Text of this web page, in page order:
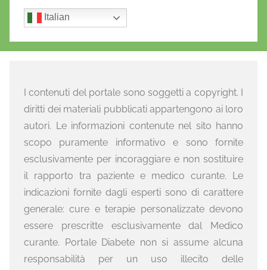
Italian
I contenuti del portale sono soggetti a copyright. I
diritti dei materiali pubblicati appartengono ai loro
autori. Le informazioni contenute nel sito hanno
scopo puramente informativo e sono fornite
esclusivamente per incoraggiare e non sostituire
il rapporto tra paziente e medico curante. Le
indicazioni fornite dagli esperti sono di carattere
generale: cure e terapie personalizzate devono
essere prescritte esclusivamente dal Medico
curante. Portale Diabete non si assume alcuna
responsabilità per un uso illecito delle